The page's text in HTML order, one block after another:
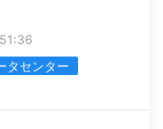
タセンター